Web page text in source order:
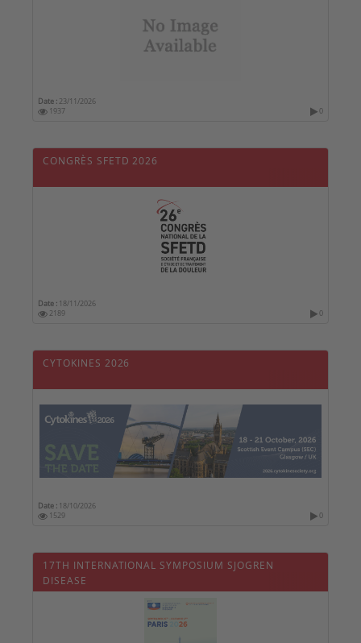
Date : 23/11/2026
1937
0
CONGRÈS SFETD 2026
Date : 18/11/2026
2189
0
CYTOKINES 2026
Date : 18/10/2026
1529
0
17TH INTERNATIONAL SYMPOSIUM SJOGREN
DISEASE